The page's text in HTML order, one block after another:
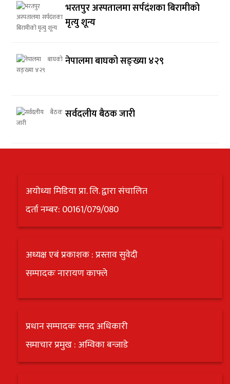
भरतपुर अस्पतालमा सर्पदंशका बिरामीको
मृत्यु शून्य
नेपालमा बाघको सङ्ख्या ४२९
सर्वदलीय बैठक जारी
अयोध्या मिडिया प्रा. लि. द्वारा संचालित
दर्ता नम्बर: 00161/079/080
अध्यक्ष एबं प्रकाशक : प्रस्ताव सुवेदी
सम्पादकः नारायण काफ्ले
प्रधान सम्पादकः सनद अधिकारी
समाचार प्रमुख : अम्विका बन्जाडे